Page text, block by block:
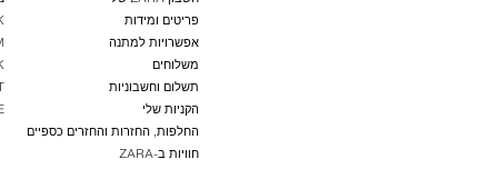
פריטים ומידות
אפשרויות למתנה
משלוחים
תשלום וחשבוניות
הקניות שלי
החלפות, החזרות והחזרים כספיים
חוויות ב-ZARA